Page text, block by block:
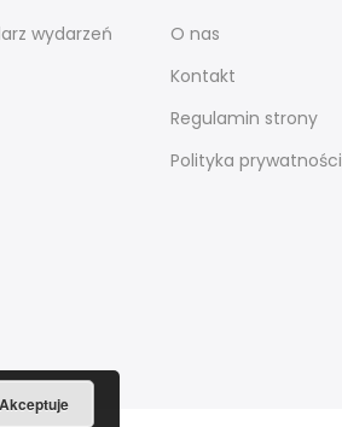
wydarzeń
O nas
Kontakt
Regulamin strony
Polityka prywatności
Akceptuje